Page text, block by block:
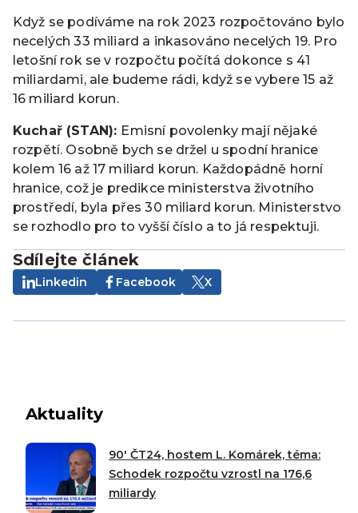
Když se podíváme na rok 2023 rozpočtováno bylo
necelých 33 miliard a inkasováno necelých 19. Pro
letošní rok se v rozpočtu počítá dokonce s 41
miliardami, ale budeme rádi, když se vybere 15 až
16 miliard korun.
Kuchař (STAN): Emisní povolenky mají nějaké
rozpětí. Osobně bych se držel u spodní hranice
kolem 16 až 17 miliard korun. Každopádně horní
hranice, což je predikce ministerstva životního
prostředí, byla přes 30 miliard korun. Ministerstvo
se rozhodlo pro to vyšší číslo a to já respektuji.
Sdílejte článek
Linkedin Facebook X
Aktuality
90′ ČT24, hostem L. Komárek, téma:
Schodek rozpočtu vzrostl na 176,6
miliardy